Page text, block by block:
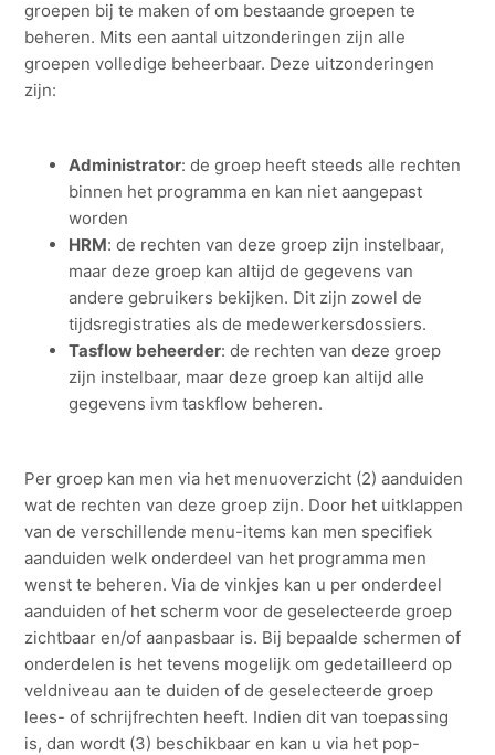
groepen bij te maken of om bestaande groepen te
beheren. Mits een aantal uitzonderingen zijn alle
groepen volledige beheerbaar. Deze uitzonderingen
zijn:
Administrator: de groep heeft steeds alle rechten
binnen het programma en kan niet aangepast
worden
HRM: de rechten van deze groep zijn instelbaar,
maar deze groep kan altijd de gegevens van
andere gebruikers bekijken. Dit zijn zowel de
tijdsregistraties als de medewerkersdossiers.
Tasflow beheerder: de rechten van deze groep
zijn instelbaar, maar deze groep kan altijd alle
gegevens ivm taskflow beheren.
Per groep kan men via het menuoverzicht (2) aanduiden
wat de rechten van deze groep zijn. Door het uitklappen
van de verschillende menu-items kan men specifiek
aanduiden welk onderdeel van het programma men
wenst te beheren. Via de vinkjes kan u per onderdeel
aanduiden of het scherm voor de geselecteerde groep
zichtbaar en/of aanpasbaar is. Bij bepaalde schermen of
onderdelen is het tevens mogelijk om gedetailleerd op
veldniveau aan te duiden of de geselecteerde groep
lees- of schrijfrechten heeft. Indien dit van toepassing
is, dan wordt (3) beschikbaar en kan u via het pop-